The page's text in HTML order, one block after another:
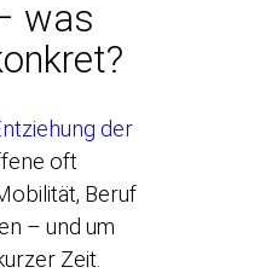
was
der
oft
Beruf
– und um
Zeit.